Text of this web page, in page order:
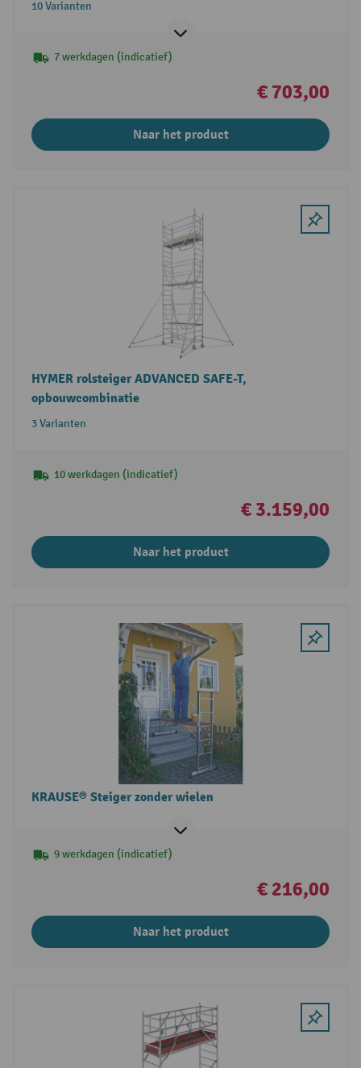
10 Varianten
7 werkdagen (indicatief)
€ 703,00
Naar het product
HYMER rolsteiger ADVANCED SAFE-T,
opbouwcombinatie
3 Varianten
10 werkdagen (indicatief)
€ 3.159,00
Naar het product
KRAUSE® Steiger zonder wielen
9 werkdagen (indicatief)
€ 216,00
Naar het product